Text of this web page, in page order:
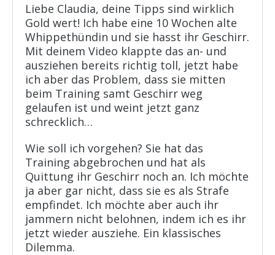
Liebe Claudia, deine Tipps sind wirklich
Gold wert! Ich habe eine 10 Wochen alte
Whippethündin und sie hasst ihr Geschirr.
Mit deinem Video klappte das an- und
ausziehen bereits richtig toll, jetzt habe
ich aber das Problem, dass sie mitten
beim Training samt Geschirr weg
gelaufen ist und weint jetzt ganz
schrecklich…
Wie soll ich vorgehen? Sie hat das
Training abgebrochen und hat als
Quittung ihr Geschirr noch an. Ich möchte
ja aber gar nicht, dass sie es als Strafe
empfindet. Ich möchte aber auch ihr
jammern nicht belohnen, indem ich es ihr
jetzt wieder ausziehe. Ein klassisches
Dilemma.